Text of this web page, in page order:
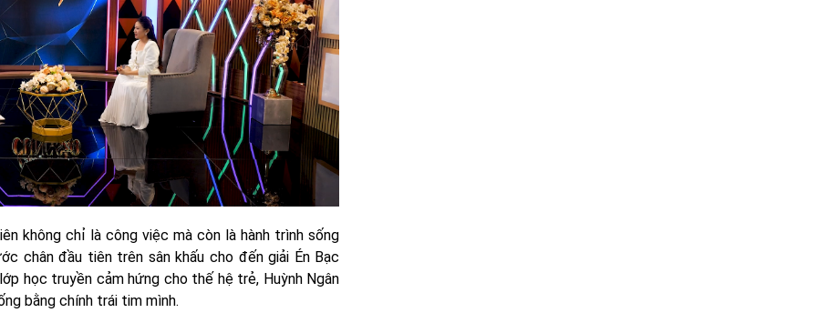
không chỉ là công việc mà còn là hành trình sống
chân đầu tiên trên sân khấu cho đến giải Én Bạc
học truyền cảm hứng cho thế hệ trẻ, Huỳnh Ngân
bằng chính trái tim mình.